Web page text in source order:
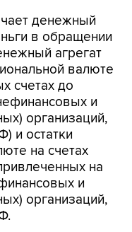
агрегат
валюте
счетах до
и
организаций,
и остатки
на счетах
на
и
организаций,
наряду с